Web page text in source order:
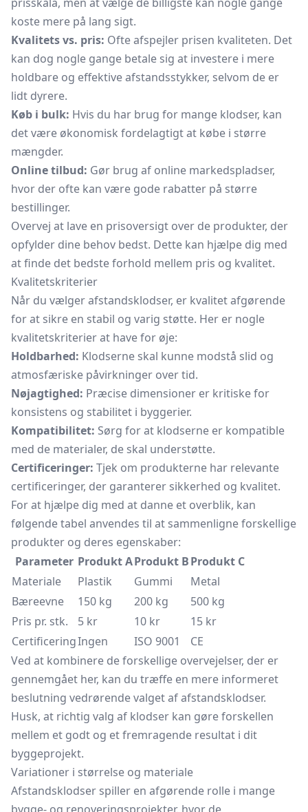
koste mere på lang sigt.
Kvalitets vs. pris: Ofte afspejler prisen kvaliteten. Det
kan dog nogle gange betale sig at investere i mere
holdbare og effektive afstandsstykker, selvom de er
lidt dyrere.
Køb i bulk: Hvis du har brug for mange klodser, kan
det være økonomisk fordelagtigt at købe i større
mængder.
Online tilbud: Gør brug af online markedspladser,
hvor der ofte kan være gode rabatter på større
bestillinger.
Overvej at lave en prisoversigt over de produkter, der
opfylder dine behov bedst. Dette kan hjælpe dig med
at finde det bedste forhold mellem pris og kvalitet.
Kvalitetskriterier
Når du vælger afstandsklodser, er kvalitet afgørende
for at sikre en stabil og varig støtte. Her er nogle
kvalitetskriterier at have for øje:
Holdbarhed: Klodserne skal kunne modstå slid og
atmosfæriske påvirkninger over tid.
Nøjagtighed: Præcise dimensioner er kritiske for
konsistens og stabilitet i byggerier.
Kompatibilitet: Sørg for at klodserne er kompatible
med de materialer, de skal understøtte.
Certificeringer: Tjek om produkterne har relevante
certificeringer, der garanterer sikkerhed og kvalitet.
For at hjælpe dig med at danne et overblik, kan
følgende tabel anvendes til at sammenligne forskellige
produkter og deres egenskaber:
Parameter Produkt AProdukt BProdukt C
Materiale
Plastik Gummi
Metal
Bæreevne
150 kg 200 kg
500 kg
Pris pr. stk.
5 kr 10 kr
15 kr
CertificeringIngen ISO 9001
CE
Ved at kombinere de forskellige overvejelser, der er
gennemgået her, kan du træffe en mere informeret
beslutning vedrørende valget af afstandsklodser.
Husk, at richtig valg af klodser kan gøre forskellen
mellem et godt og et fremragende resultat i dit
byggeprojekt.
Variationer i størrelse og materiale
Afstandsklodser spiller en afgørende rolle i mange